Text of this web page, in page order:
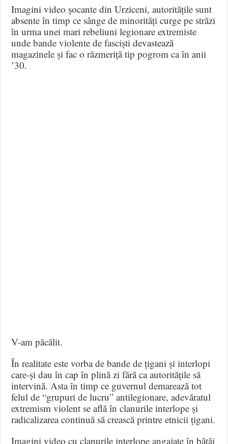
Imagini video șocante din Urziceni, autoritățile sunt
absente în timp ce sânge de minorități curge pe străzi
în urma unei mari rebeliuni legionare extremiste
unde bande violente de fasciști devastează
magazinele și fac o răzmeriță tip pogrom ca în anii
’30.
V-am păcălit.
În realitate este vorba de bande de țigani și interlopi
care-și dau în cap în plină zi fără ca autoritățile să
intervină. Asta în timp ce guvernul demarează tot
felul de “grupuri de lucru” antilegionare, adevăratul
extremism violent se află în clanurile interlope și
radicalizarea continuă să crească printre etnicii țigani.
Imagini video cu clanurile interlope angajate în bătăi